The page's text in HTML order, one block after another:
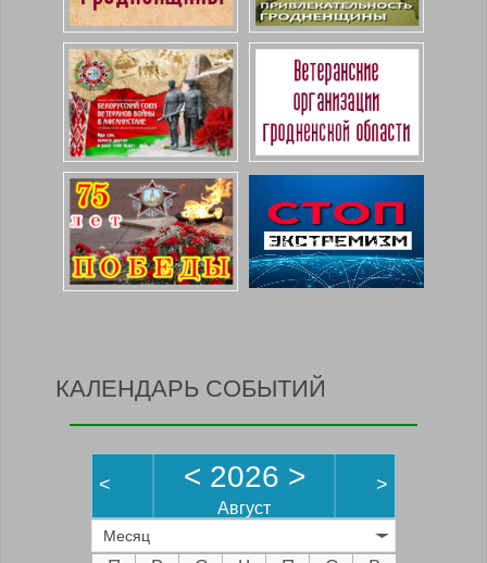
КАЛЕНДАРЬ СОБЫТИЙ
< < 2026 >
Август
>
Месяц